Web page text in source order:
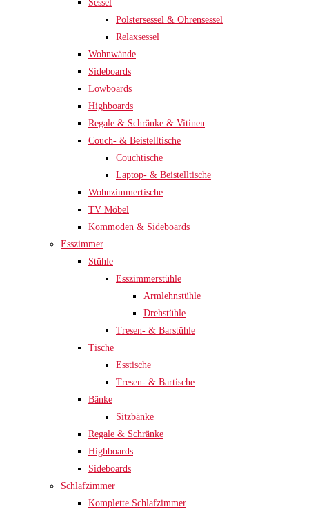
Sessel
Polstersessel & Ohrensessel
Relaxsessel
Wohnwände
Sideboards
Lowboards
Highboards
Regale & Schränke & Vitinen
Couch- & Beistelltische
Couchtische
Laptop- & Beistelltische
Wohnzimmertische
TV Möbel
Kommoden & Sideboards
Esszimmer
Stühle
Esszimmerstühle
Armlehnstühle
Drehstühle
Tresen- & Barstühle
Tische
Esstische
Tresen- & Bartische
Bänke
Sitzbänke
Regale & Schränke
Highboards
Sideboards
Schlafzimmer
Komplette Schlafzimmer